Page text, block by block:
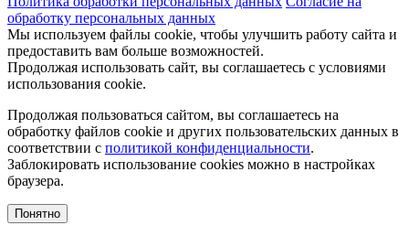
обработку персональных данных
Мы используем файлы cookie, чтобы улучшить работу сайта и
предоставить вам больше возможностей.
Продолжая использовать сайт, вы соглашаетесь с условиями
использования cookie.
Продолжая пользоваться сайтом, вы соглашаетесь на
обработку файлов cookie и других пользовательских данных в
соответствии с политикой конфиденциальности.
Заблокировать использование cookies можно в настройках
браузера.
Понятно